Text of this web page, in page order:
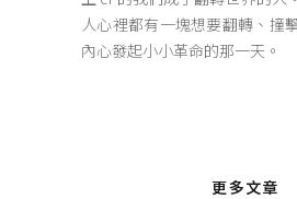
人心裡都有一塊想要翻轉、撞
內心發起小小革命的那一天。
更多文章